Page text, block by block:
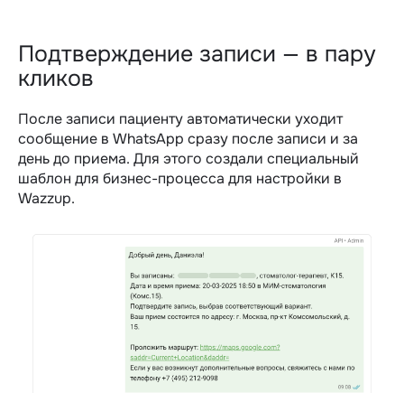
Подтверждение записи — в пару
кликов
После записи пациенту автоматически уходит
сообщение в WhatsApp сразу после записи и за
день до приема. Для этого создали специальный
шаблон для бизнес-процесса для настройки в
Wazzup.